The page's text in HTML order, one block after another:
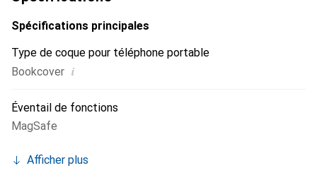
Spécifications principales
Type de coque pour téléphone portable
Bookcover i
Éventail de fonctions
MagSafe
Afficher plus